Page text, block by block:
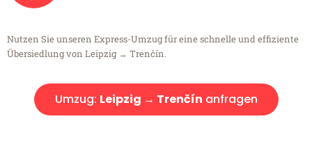
Nutzen Sie unseren Express-Umzug für eine schnelle und effiziente
Übersiedlung von Leipzig → Trenčín.
Umzug: Leipzig → Trenčín anfragen